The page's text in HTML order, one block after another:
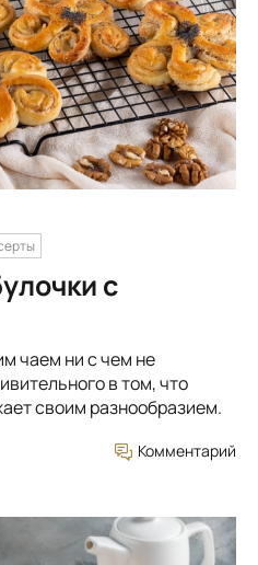
с
чаем ни с чем не
в том, что
своим разнообразием.
Комментарий